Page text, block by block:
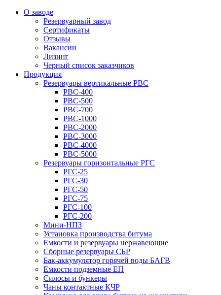
О заводе
Резервуарный завод
Сертификаты
Отзывы
Вакансии
Лизинг
Черный список заказчиков
Продукция
Резервуары вертикальные РВС
РВС-400
РВС-500
РВС-700
РВС-1000
РВС-2000
РВС-3000
РВС-4000
РВС-5000
Резервуары горизонтальные РГС
РГС-25
РГС-30
РГС-50
РГС-75
РГС-100
РГС-200
Мини-НПЗ
Установка производства битума
Емкости и резервуары нержавеющие
Сборные резервуары СБР
Бак-аккумулятор горячей воды БАГВ
Емкости подземные ЕП
Силосы и бункеры
Чаны контактные КЧР